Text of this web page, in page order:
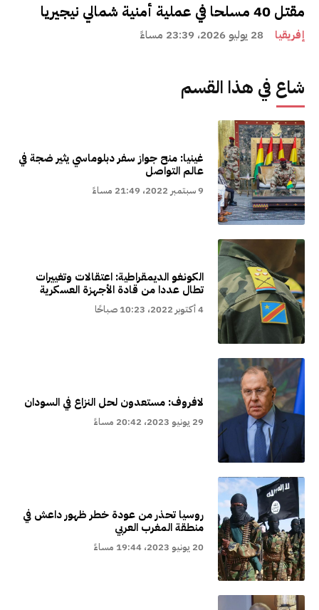
مقتل 40 مسلحا في عملية أمنية شمالي نيجيريا
إفريقيا 28 يوليو 2026، 23:39 مساءً
شاع في هذا القسم
غينيا: منح جواز سفر دبلوماسي يثير ضجة في
عالم التواصل
9 سبتمبر 2022، 21:49 مساءً
الكونغو الديمقراطية: اعتقالات وتغييرات
تطال عددا من قادة الأجهزة العسكرية
4 أكتوبر 2022، 10:23 صباحًا
لافروف: مستعدون لحل النزاع في السودان
29 يونيو 2023، 20:42 مساءً
روسيا تحذر من عودة خطر ظهور داعش في
منطقة المغرب العربي
20 يونيو 2023، 19:44 مساءً